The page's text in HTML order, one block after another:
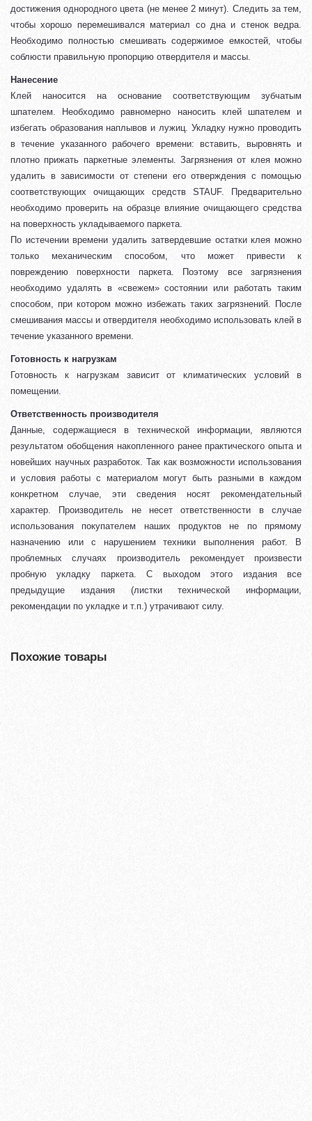
достижения однородного цвета (не менее 2 минут). Следить за тем,
чтобы хорошо перемешивался материал со дна и стенок ведра.
Необходимо полностью смешивать содержимое емкостей, чтобы
соблюсти правильную пропорцию отвердителя и массы.
Нанесение
Клей наносится на основание соответствующим зубчатым
шпателем. Необходимо равномерно наносить клей шпателем и
избегать образования наплывов и лужиц. Укладку нужно проводить
в течение указанного рабочего времени: вставить, выровнять и
плотно прижать паркетные элементы. Загрязнения от клея можно
удалить в зависимости от степени его отверждения с помощью
соответствующих очищающих средств STAUF. Предварительно
необходимо проверить на образце влияние очищающего средства
на поверхность укладываемого паркета.
По истечении времени удалить затвердевшие остатки клея можно
только механическим способом, что может привести к
повреждению поверхности паркета. Поэтому все загрязнения
необходимо удалять в «свежем» состоянии или работать таким
способом, при котором можно избежать таких загрязнений. После
смешивания массы и отвердителя необходимо использовать клей в
течение указанного времени.
Готовность к нагрузкам
Готовность к нагрузкам зависит от климатических условий в
помещении.
Ответственность производителя
Данные, содержащиеся в технической информации, являются
результатом обобщения накопленного ранее практического опыта и
новейших научных разработок. Так как возможности использования
и условия работы с материалом могут быть разными в каждом
конкретном случае, эти сведения носят рекомендательный
характер. Производитель не несет ответственности в случае
использования покупателем наших продуктов не по прямому
назначению или с нарушением техники выполнения работ. В
проблемных случаях производитель рекомендует произвести
пробную укладку паркета. С выходом этого издания все
предыдущие издания (листки технической информации,
рекомендации по укладке и т.п.) утрачивают силу.
Похожие товары